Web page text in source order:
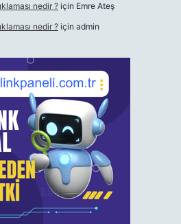
nedir ? için Emre Ateş
nedir ? için admin